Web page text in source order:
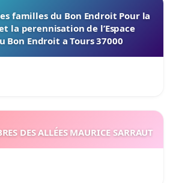
familles du Bon Endroit Pour la
la perennisation de l’Espace
Bon Endroit a Tours 37000
DES ALLÉES MAURICE SARRAUT